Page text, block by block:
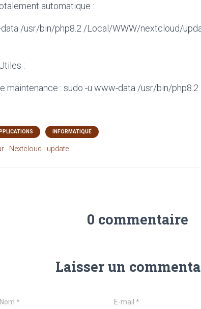
automatique :
/usr/bin/php8.2 /Local/WWW/nextcloud/
:
maintenance : sudo -u www-data /usr/bin/
INFORMATIQUE
Nextcloud update
0 commentaire
Laisser un
Nom * E-mail*